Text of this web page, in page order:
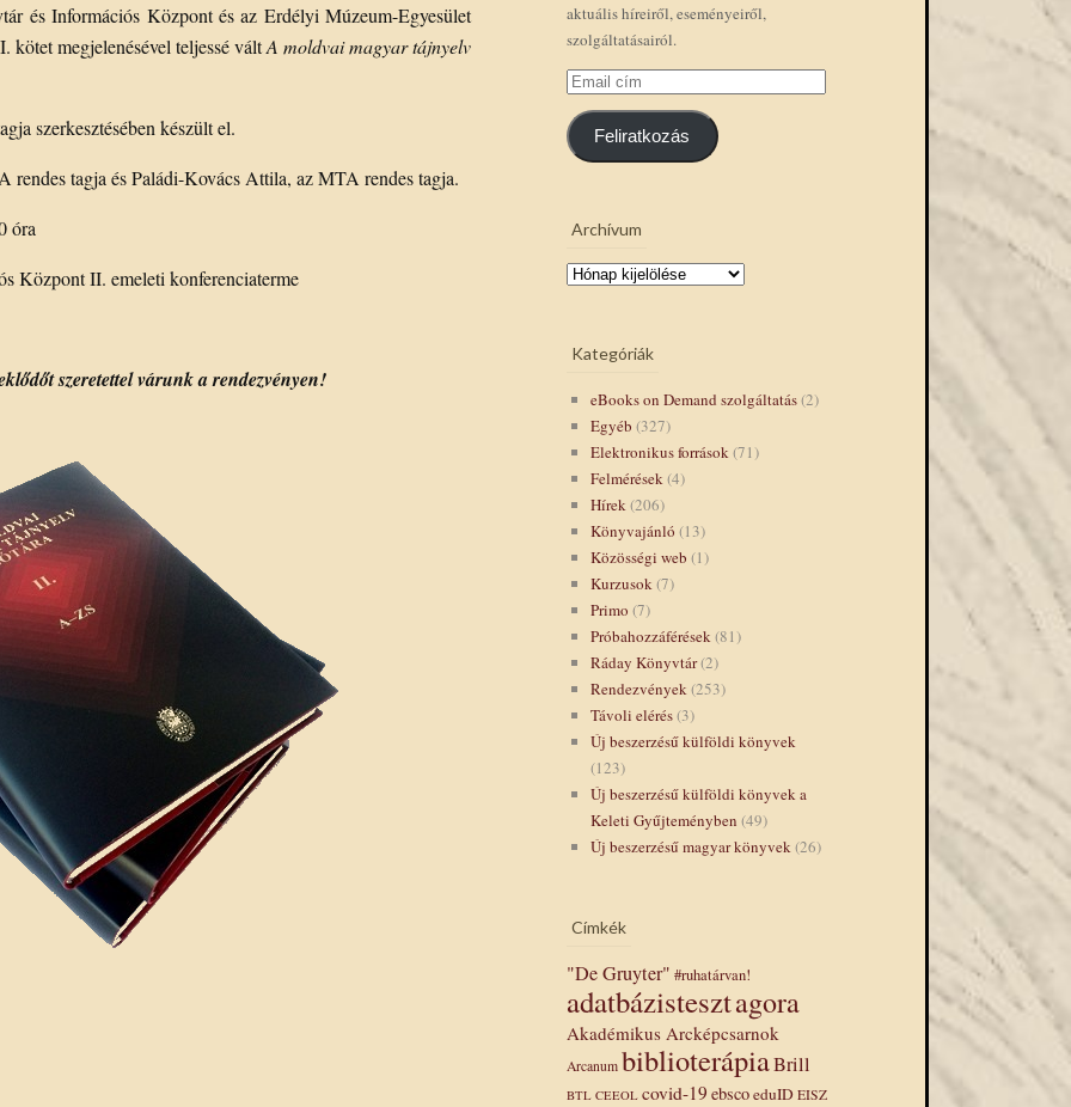
és Információs Központ és az Erdélyi Múzeum-Egyesület
kötet megjelenésével teljessé váltA moldvai magyar tájnyelv
szerkesztésében készült el.
rendes tagja és Paládi-Kovács Attila, az MTA rendes tagja.
óra
Központ II. emeleti konferenciaterme
szeretettel várunk a rendezvényen!
aktuális híreiről, eseményeiről,
szolgáltatásairól.
Email
cím
Feliratkozás
Archívum
Kategóriák
eBooks on Demand szolgáltatás(2)
Egyéb (327)
Elektronikus források(71)
Felmérések(4)
Hírek(206)
Könyvajánló (13)
Közösségi web (1)
Kurzusok(7)
Primo (7)
Próbahozzáférések(81)
Ráday Könyvtár(2)
Rendezvények(253)
Távoli elérés(3)
Új beszerzésű külföldi könyvek
(123)
Új beszerzésű külföldi könyvek a
Keleti Gyűjteményben (49)
Új beszerzésű magyar könyvek(26)
Címkék
"De Gruyter" #ruhatárvan!
adatbázistesztagora
Akadémikus Arcképcsarnok
Arcanum biblioterápiaBrill
BTL CEEOL covid-19 ebscoeduID EISZ